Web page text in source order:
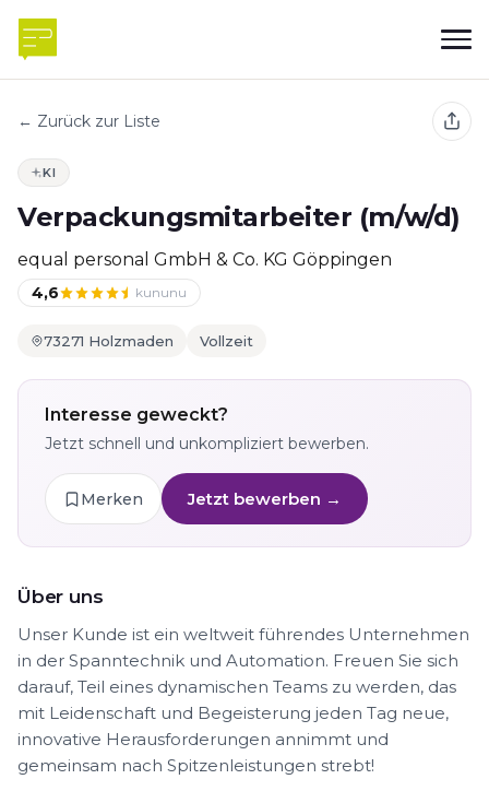
← Zurück zur Liste
KI
Verpackungsmitarbeiter (m/w/d)
equal personal GmbH & Co. KG Göppingen
4,6 kununu
73271 Holzmaden Vollzeit
Interesse geweckt?
Jetzt schnell und unkompliziert bewerben.
Merken Jetzt bewerben →
Über uns
Unser Kunde ist ein weltweit führendes Unternehmen
in der Spanntechnik und Automation. Freuen Sie sich
darauf, Teil eines dynamischen Teams zu werden, das
mit Leidenschaft und Begeisterung jeden Tag neue,
innovative Herausforderungen annimmt und
gemeinsam nach Spitzenleistungen strebt!